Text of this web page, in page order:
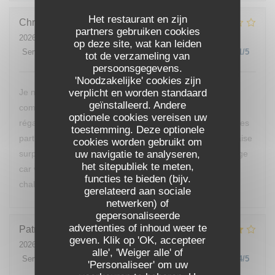
Het restaurant en zijn
partners gebruiken cookies
op deze site, wat kan leiden
tot de verzameling van
persoonsgegevens.
'Noodzakelijke' cookies zijn
verplicht en worden standaard
geïnstalleerd. Andere
optionele cookies vereisen uw
toestemming. Deze optionele
cookies worden gebruikt om
uw navigatie te analyseren,
het sitepubliek te meten,
functies te bieden (bijv.
gerelateerd aan sociale
netwerken) of
gepersonaliseerde
advertenties of inhoud weer te
geven. Klik op 'OK, accepteer
alle', 'Weiger alle' of
'Personaliseer' om uw
Christine
2026-07-25
- 20:00 - Gasten 2
Service
Atmosfeer: 2/5 Keuken: 1/5 Kwaliteit / Prijs 1/5
Je ne reviendrai pas manger chez vous, nous avons
commandé des moules, nous ne sommes vraiment pas
régalés, pas mieux qu’à la cantine. D’ailleurs nous sommes
partis avant le dessert de peur d’avoir encore une mauvaise
surprise. Vous devriez changer de cuisinier c’est dommage
car votre restaurant est bien placé et votre accueil était
chaleureux.
Patrick
2026-07-24
- 12:00 - Gasten 1
Service
Atmosfeer : /5 Keuken: 4/5 Kwaliteit / Prijs 4/5